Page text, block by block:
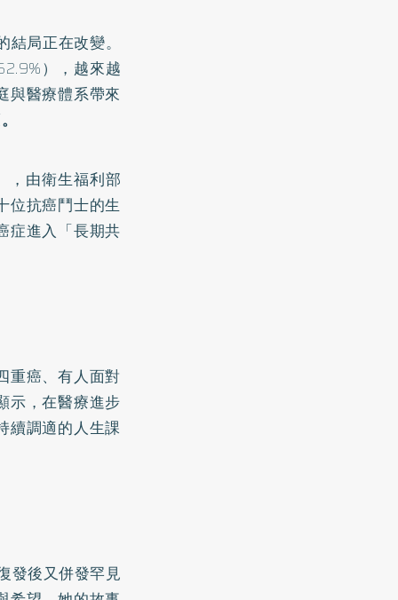
局正在改變。
），越來越
與醫療體系帶來
。
，由衛生福利部
位抗癌鬥士的生
症進入「長期共
重癌、有人面對
示，在醫療進步
續調適的人生課
發後又併發罕見